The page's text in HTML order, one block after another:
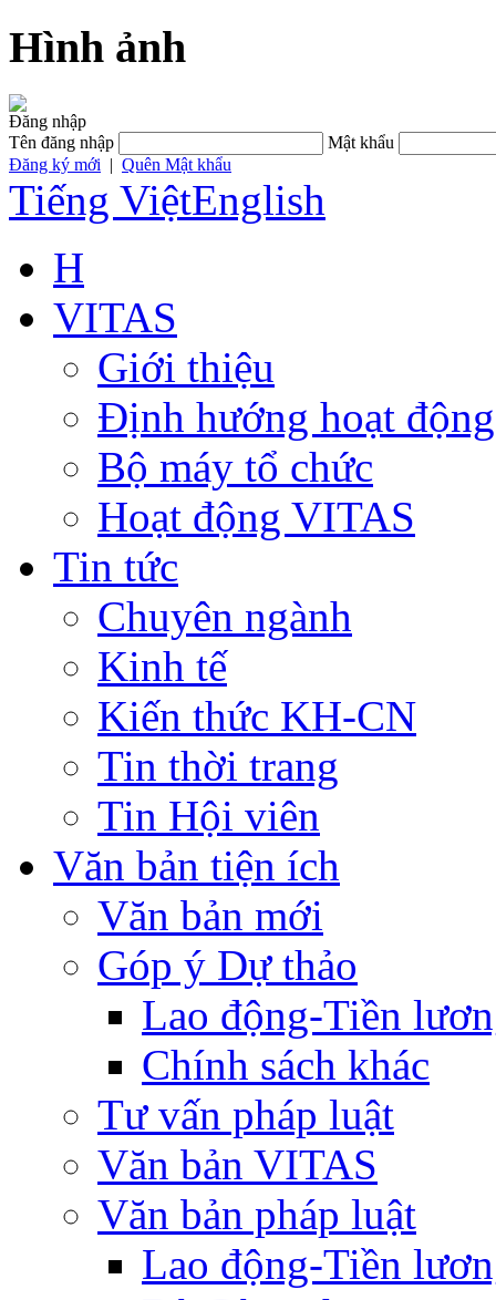
Hình ảnh
Đăng nhập
Tên đăng nhập
Mật khẩu
Đăng ký mới | Quên Mật khẩu
Tiếng ViệtEnglish
H
VITAS
Giới thiệu
Định hướng hoạt động
Bộ máy tổ chức
Hoạt động VITAS
Tin tức
Chuyên ngành
Kinh tế
Kiến thức KH-CN
Tin thời trang
Tin Hội viên
Văn bản tiện ích
Văn bản mới
Góp ý Dự thảo
Lao động-Tiền
Chính sách khác
Tư vấn pháp luật
Văn bản VITAS
Văn bản pháp luật
Lao động-Tiền